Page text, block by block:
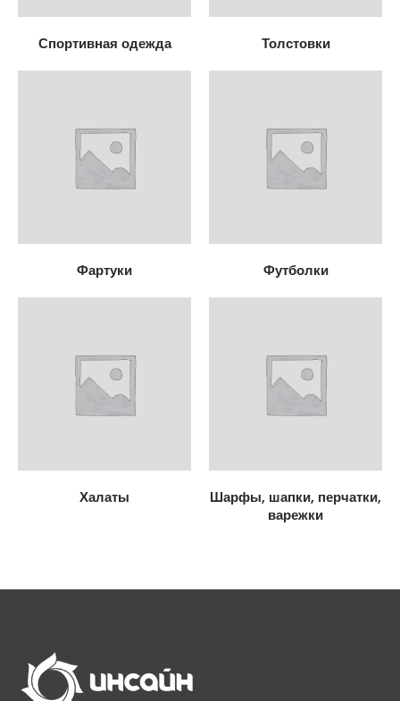
Спортивная одежда Толстовки
Фартуки Футболки
Халаты
Шарфы, шапки, перчатки,
варежки